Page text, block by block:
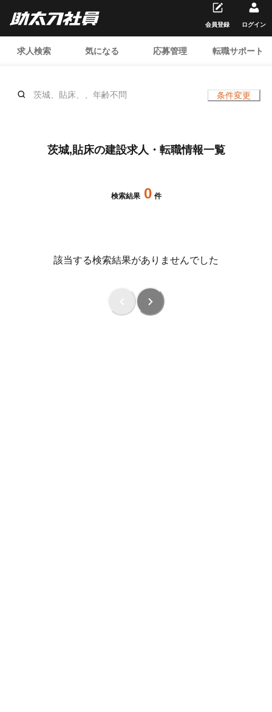
求人検索 気になる 応募管理 転職サポート
会員登録 ログイン
茨城、貼床、、年齢不問 条件変更
茨城,貼床の建設求人・転職情報一覧
検索結果 0 件
該当する検索結果がありませんでした